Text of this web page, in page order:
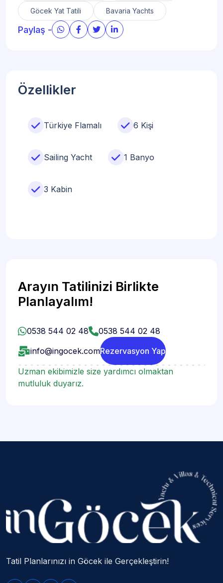
Göcek Yat Tatili Bavaria Yachts
Paylaş -
Özellikler
Türkiye Flamalı 6 Kişi
Sailing Yacht 1 Banyo
3 Kabin
Arayın Tatilinizi Birlikte
Planlayalım!
0538 544 02 48
0538 544 02 48
info@ingocek.comRezervasyon Yap
Uzman ekibimizle size yardımcı olmaktan
mutluluk duyarız.
Tatil Planlarınızı in Göcek ile Gerçekleştirin!